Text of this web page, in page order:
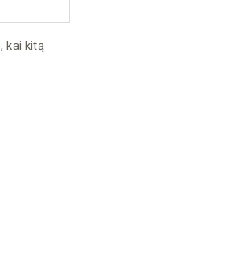
kai kitą